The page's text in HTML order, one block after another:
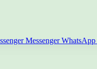
Messenger WhatsApp